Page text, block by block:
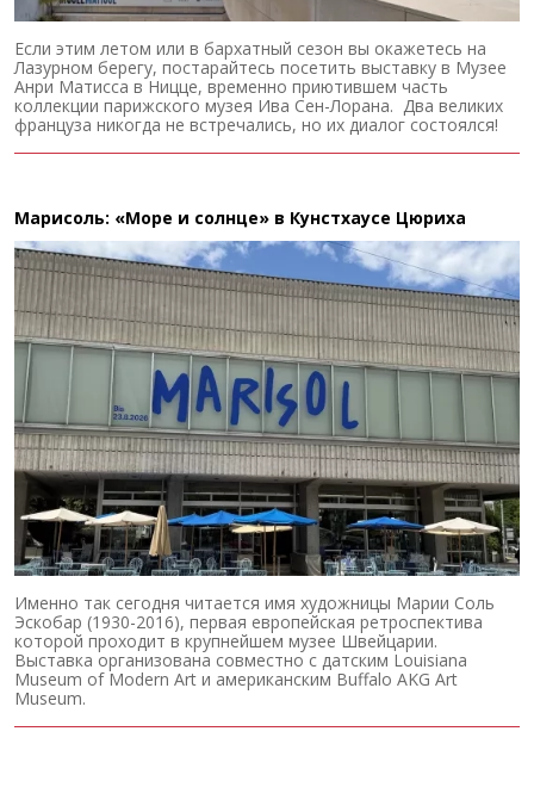
Если этим летом или в бархатный сезон вы окажетесь на
Лазурном берегу, постарайтесь посетить выставку в Музее
Анри Матисса в Ницце, временно приютившем часть
коллекции парижского музея Ива Сен-Лорана. Два великих
француза никогда не встречались, но их диалог состоялся!
Марисоль: «Море и солнце» в Кунстхаусе Цюриха
Именно так сегодня читается имя художницы Марии Соль
Эскобар (1930-2016), первая европейская ретроспектива
которой проходит в крупнейшем музее Швейцарии.
Выставка организована совместно с датским Louisiana
Museum of Modern Art и американским Buffalo AKG Art
Museum.